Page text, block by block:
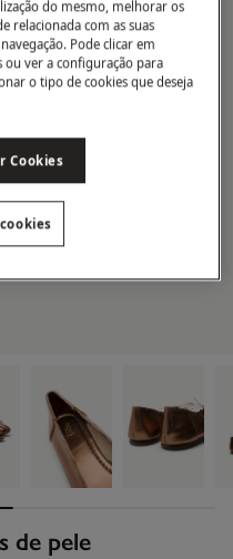
de pele
do mesmo, melhorar os
relacionada com as suas
Pode clicar em
ou ver a configuração para
o tipo de cookies que deseja
Cookies